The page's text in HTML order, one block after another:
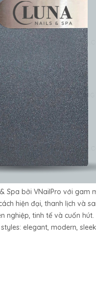
Spa bởi VNailPro với gam
hiện đại, thanh lịch và
nghiệp, tinh tế và cuốn hút.
elegant, modern,